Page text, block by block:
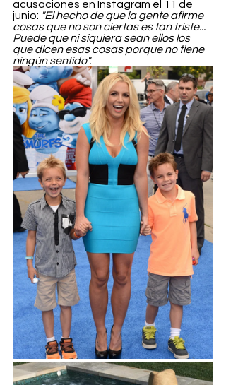
acusaciones en Instagram el 11 de
junio: "El hecho de que la gente afirme
cosas que no son ciertas es tan triste...
Puede que ni siquiera sean ellos los
que dicen esas cosas porque no tiene
ningún sentido".